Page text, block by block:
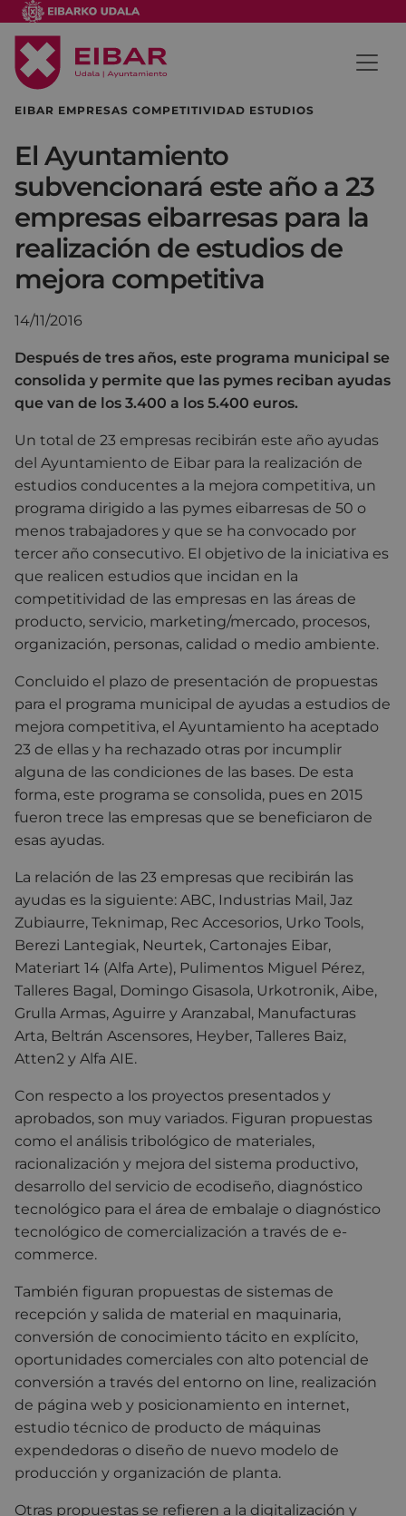
EIBAR EMPRESAS COMPETITIVIDAD ESTUDIOS
El Ayuntamiento
subvencionará este año a 23
empresas eibarresas para la
realización de estudios de
mejora competitiva
14/11/2016
Después de tres años, este programa municipal se
consolida y permite que las pymes reciban ayudas
que van de los 3.400 a los 5.400 euros.
Un total de 23 empresas recibirán este año ayudas
del Ayuntamiento de Eibar para la realización de
estudios conducentes a la mejora competitiva, un
programa dirigido a las pymes eibarresas de 50 o
menos trabajadores y que se ha convocado por
tercer año consecutivo. El objetivo de la iniciativa es
que realicen estudios que incidan en la
competitividad de las empresas en las áreas de
producto, servicio, marketing/mercado, procesos,
organización, personas, calidad o medio ambiente.
Concluido el plazo de presentación de propuestas
para el programa municipal de ayudas a estudios de
mejora competitiva, el Ayuntamiento ha aceptado
23 de ellas y ha rechazado otras por incumplir
alguna de las condiciones de las bases. De esta
forma, este programa se consolida, pues en 2015
fueron trece las empresas que se beneficiaron de
esas ayudas.
La relación de las 23 empresas que recibirán las
ayudas es la siguiente: ABC, Industrias Mail, Jaz
Zubiaurre, Teknimap, Rec Accesorios, Urko Tools,
Berezi Lantegiak, Neurtek, Cartonajes Eibar,
Materiart 14 (Alfa Arte), Pulimentos Miguel Pérez,
Talleres Bagal, Domingo Gisasola, Urkotronik, Aibe,
Grulla Armas, Aguirre y Aranzabal, Manufacturas
Arta, Beltrán Ascensores, Heyber, Talleres Baiz,
Atten2 y Alfa AIE.
Con respecto a los proyectos presentados y
aprobados, son muy variados. Figuran propuestas
como el análisis tribológico de materiales,
racionalización y mejora del sistema productivo,
desarrollo del servicio de ecodiseño, diagnóstico
tecnológico para el área de embalaje o diagnóstico
tecnológico de comercialización a través de e-
commerce.
También figuran propuestas de sistemas de
recepción y salida de material en maquinaria,
conversión de conocimiento tácito en explícito,
oportunidades comerciales con alto potencial de
conversión a través del entorno on line, realización
de página web y posicionamiento en internet,
estudio técnico de producto de máquinas
expendedoras o diseño de nuevo modelo de
producción y organización de planta.
Otras propuestas se refieren a la digitalización y